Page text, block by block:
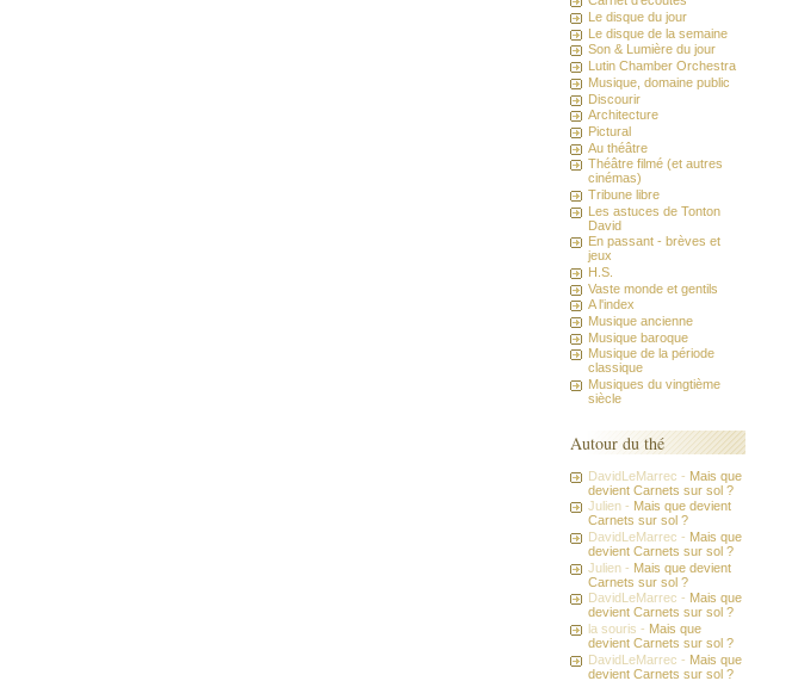
Le disque du jour
Le disque de la semaine
Son & Lumière du jour
Lutin Chamber Orchestra
Musique, domaine public
Discourir
Architecture
Pictural
Au théâtre
Théâtre filmé (et autres
cinémas)
Tribune libre
Les astuces de Tonton
David
En passant - brèves et
jeux
H.S.
Vaste monde et gentils
A l'index
Musique ancienne
Musique baroque
Musique de la période
classique
Musiques du vingtième
siècle
Autour du thé
DavidLeMarrec - Mais que
devient Carnets sur sol ?
Julien - Mais que devient
Carnets sur sol ?
DavidLeMarrec - Mais que
devient Carnets sur sol ?
Julien - Mais que devient
Carnets sur sol ?
DavidLeMarrec - Mais que
devient Carnets sur sol ?
la souris - Mais que
devient Carnets sur sol ?
DavidLeMarrec - Mais que
devient Carnets sur sol ?